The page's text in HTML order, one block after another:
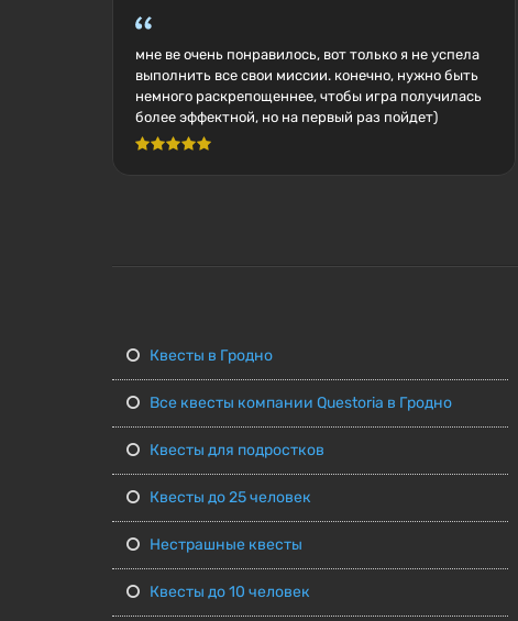
мне ве очень понравилось, вот только я не успела
выполнить все свои миссии. конечно, нужно быть
немного раскрепощеннее, чтобы игра получилась
более эффектной, но на первый раз пойдет)
Квесты в Гродно
Все квесты компании Questoria в Гродно
Квесты для подростков
Квесты до 25 человек
Нестрашные квесты
Квесты до 10 человек